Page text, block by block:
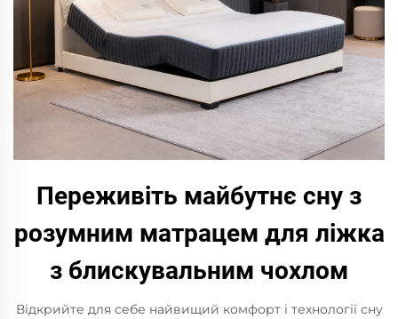
Переживіть майбутнє сну з
розумним матрацем для ліжка
з блискувальним чохлом
Відкрийте для себе найвищий комфорт і технології сну